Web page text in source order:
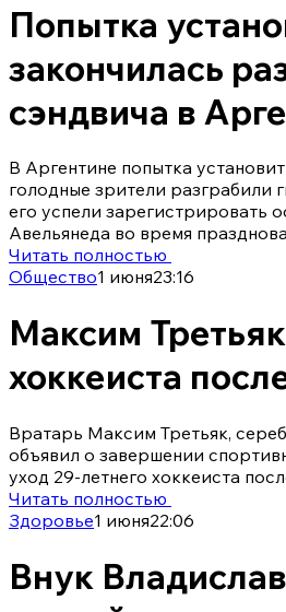
Попытка
закончилась
сэндвича в
В Аргентине попытка
голодные зрители разграбили
его успели зарегистрировать
Авельянеда во время
Читать полностью
Общество1 июня23:16
Максим
хоккеиста
Вратарь Максим Третьяк,
объявил о завершении
уход 29-летнего хоккеиста
Читать полностью
Здоровье1 июня22:06
Внук